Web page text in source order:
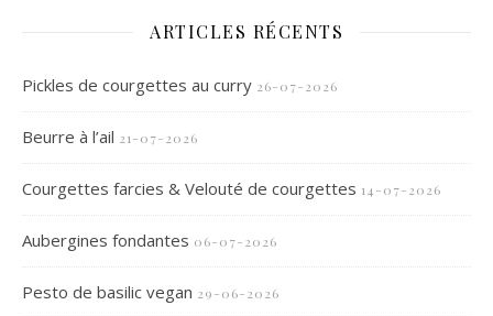
ARTICLES RÉCENTS
Pickles de courgettes au curry 26-07-2026
Beurre à l’ail 21-07-2026
Courgettes farcies & Velouté de courgettes 14-07-2026
Aubergines fondantes 06-07-2026
Pesto de basilic vegan 29-06-2026